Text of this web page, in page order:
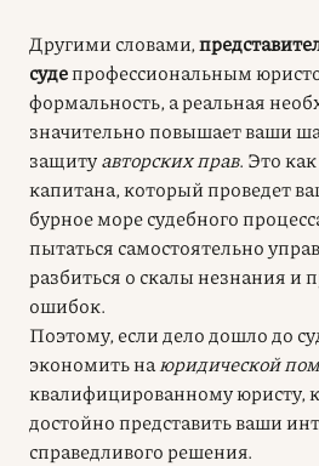
Другими словами,
судепрофессиональным
формальность, а реальная
значительно повышает ваши
защитуавторских прав. Это
капитана, который проведет
бурное море судебного
пытаться самостоятельно
разбиться о скалы незнания и
ошибок.
Поэтому, если дело дошло до
экономить на юридической
квалифицированному юристу,
достойно представить ваши
справедливого решения.